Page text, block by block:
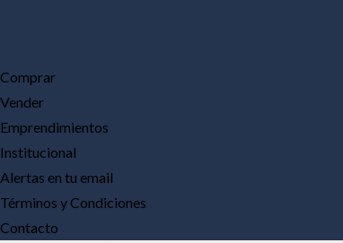
Comprar
Vender
Emprendimientos
Institucional
Alertas en tu email
Términos y Condiciones
Contacto